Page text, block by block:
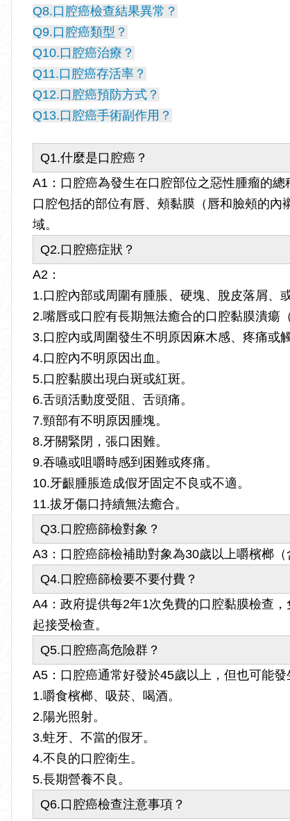
Q8.口腔癌檢查結果異常？
Q9.口腔癌類型？
Q10.口腔癌治療？
Q11.口腔癌存活率？
Q12.口腔癌預防方式？
Q13.口腔癌手術副作用？
Q1.什麼是口腔癌？
A1：口腔癌為發生在口腔部位之惡性腫瘤的總
口腔包括的部位有唇、頰黏膜（唇和臉頰的
域。
Q2.口腔癌症狀？
A2：
1.口腔內部或周圍有腫脹、硬塊、脫皮落屑、
2.嘴唇或口腔有長期無法癒合的口腔黏膜潰瘍
3.口腔內或周圍發生不明原因麻木感、疼痛或觸
4.口腔內不明原因出血。
5.口腔黏膜出現白斑或紅斑。
6.舌頭活動度受阻、舌頭痛。
7.頸部有不明原因腫塊。
8.牙關緊閉，張口困難。
9.吞嚥或咀嚼時感到困難或疼痛。
10.牙齦腫脹造成假牙固定不良或不適。
11.拔牙傷口持續無法癒合。
Q3.口腔癌篩檢對象？
A3：口腔癌篩檢補助對象為30歲以上嚼檳榔
Q4.口腔癌篩檢要不要付費？
A4：政府提供每2年1次免費的口腔黏膜檢查
起接受檢查。
Q5.口腔癌高危險群？
A5：口腔癌通常好發於45歲以上，但也可能
1.嚼食檳榔、吸菸、喝酒。
2.陽光照射。
3.蛀牙、不當的假牙。
4.不良的口腔衛生。
5.長期營養不良。
Q6.口腔癌檢查注意事項？